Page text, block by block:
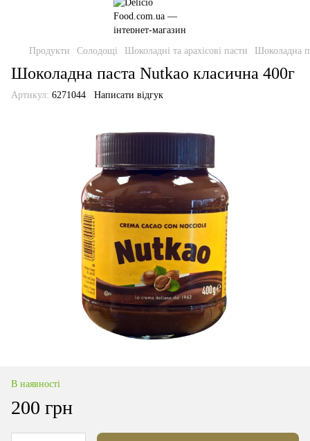
Продукти Солодощі Шоколадні та арахісові пасти Шоколадна
Шоколадна паста Nutkao класична 400г
Артикул: 6271044 Написати відгук
В наявності
200 грн